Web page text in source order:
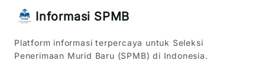
Informasi SPMB
Platform informasi terpercaya untuk Seleksi
Penerimaan Murid Baru (SPMB) di Indonesia.